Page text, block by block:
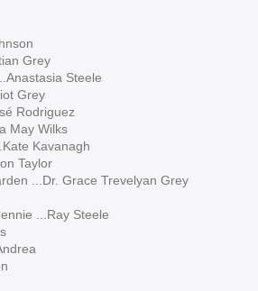
Grey
Steele
Grey
Wilks
Kavanagh
Taylor
...Dr. Grace Trevelyan Grey
...Ray Steele